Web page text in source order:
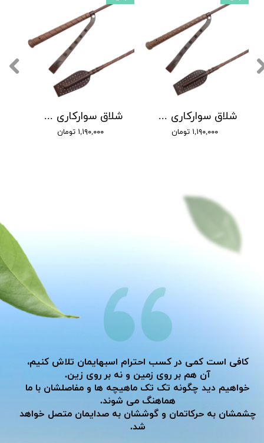
شلاق سوارکاری شادان - با بند مُچی چرمی، مدل سنگچین دسته اسپرت
۱,۱۹۰,۰۰۰ تومان
شلاق سوارکاری شادان - با بند مُچی چرمی، مدل سنگچین دسته کلاسیک
۱,۱۹۰,۰۰۰ تومان
کافی است کمی در کسب احترام اسبهایمان تلاش کنیم،
آن هم بر روی زمین و نه بر روی زین.
خواهیم دید چگونه تک تک ماهیچه ها و مفاصلشان با ما
هماهنگ می شوند.
​​​​​​​چشمشان به حرکاتمان و گوششان به صدایمان متصل خواهد
شد.